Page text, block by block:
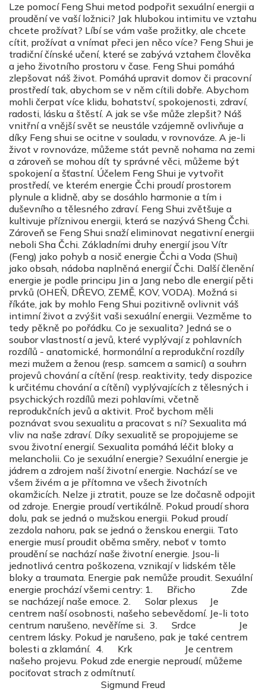
Lze pomocí Feng Shui metod podpořit sexuální energii a
proudění ve vaší ložnici? Jak hlubokou intimitu ve vztahu
chcete prožívat? Líbí se vám vaše prožitky, ale chcete
cítit, prožívat a vnímat přeci jen něco více? Feng Shui je
tradiční čínské učení, které se zabývá vztahem člověka
a jeho životního prostoru v čase. Feng Shui pomáhá
zlepšovat náš život. Pomáhá upravit domov či pracovní
prostředí tak, abychom se v něm cítili dobře. Abychom
mohli čerpat více klidu, bohatství, spokojenosti, zdraví,
radosti, lásku a štěstí. A jak se vše může zlepšit? Náš
vnitřní a vnější svět se neustále vzájemně ovlivňuje a
díky Feng shui se ocitne v souladu, v rovnováze. A je-li
život v rovnováze, můžeme stát pevně nohama na zemi
a zároveň se mohou dít ty správné věci, můžeme být
spokojení a šťastní. Účelem Feng Shui je vytvořit
prostředí, ve kterém energie Čchi proudí prostorem
plynule a klidně, aby se dosáhlo harmonie a tím i
duševního a tělesného zdraví. Feng Shui zvětšuje a
kultivuje příznivou energii, která se nazývá Sheng Čchi.
Zároveň se Feng Shui snaží eliminovat negativní energii
neboli Sha Čchi. Základními druhy energií jsou Vítr
(Feng) jako pohyb a nosič energie Čchi a Voda (Shui)
jako obsah, nádoba naplněná energií Čchi. Další členění
energie je podle principu Jin a Jang nebo dle energií pěti
prvků (OHEŇ, DŘEVO, ZEMĚ, KOV, VODA). Možná si
říkáte, jak by mohlo Feng Shui pozitivně ovlivnit váš
intimní život a zvýšit vaši sexuální energii. Vezměme to
tedy pěkně po pořádku. Co je sexualita? Jedná se o
soubor vlastností a jevů, které vyplývají z pohlavních
rozdílů - anatomické, hormonální a reprodukční rozdíly
mezi mužem a ženou (resp. samcem a samicí) a souhrn
projevů chování a cítění (resp. reaktivity, tedy dispozice
k určitému chování a cítění) vyplývajících z tělesných i
psychických rozdílů mezi pohlavími, včetně
reprodukčních jevů a aktivit. Proč bychom měli
poznávat svou sexualitu a pracovat s ní? Sexualita má
vliv na naše zdraví. Díky sexualitě se propojujeme se
svou životní energií. Sexualita pomáhá léčit bloky a
melancholii. Co je sexuální energie? Sexuální energie je
jádrem a zdrojem naší životní energie. Nachází se ve
všem živém a je přítomna ve všech životních
okamžicích. Nelze ji ztratit, pouze se lze dočasně odpojit
od zdroje. Energie proudí vertikálně. Pokud proudí shora
dolu, pak se jedná o mužskou energii. Pokud proudí
zezdola nahoru, pak se jedná o ženskou energii. Tato
energie musí proudit oběma směry, neboť v tomto
proudění se nachází naše životní energie. Jsou-li
jednotlivá centra poškozena, vznikají v lidském těle
bloky a traumata. Energie pak nemůže proudit. Sexuální
energie prochází všemi centry: 1. Břicho Zde
se nacházejí naše emoce. 2. Solar plexus Je
centrem naší osobnosti, našeho sebevědomí. Je-li toto
centrum narušeno, nevěříme si. 3. Srdce Je
centrem lásky. Pokud je narušeno, pak je také centrem
bolesti a zklamání. 4. Krk Je centrem
našeho projevu. Pokud zde energie neproudí, můžeme
pociťovat strach z odmítnutí.
Sigmund Freud